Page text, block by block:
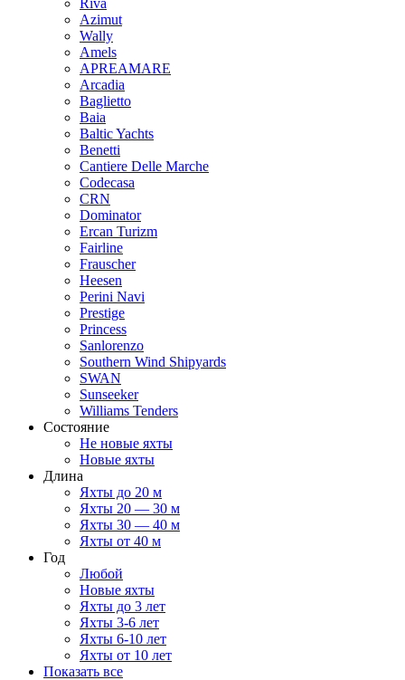
Azimut
Wally
Amels
APREAMARE
Arcadia
Baglietto
Baia
Baltic Yachts
Benetti
Сantiere Delle Marche
Codecasa
CRN
Dominator
Ercan Turizm
Fairline
Frauscher
Heesen
Perini Navi
Prestige
Princess
Sanlorenzo
Southern Wind Shipyards
SWAN
Sunseeker
Williams Tenders
Состояние
Не новые яхты
Новые яхты
Длина
Яхты до 20 м
Яхты 20 — 30 м
Яхты 30 — 40 м
Яхты от 40 м
Год
Любой
Новые яхты
Яхты до 3 лет
Яхты 3-6 лет
Яхты 6-10 лет
Яхты от 10 лет
Показать все